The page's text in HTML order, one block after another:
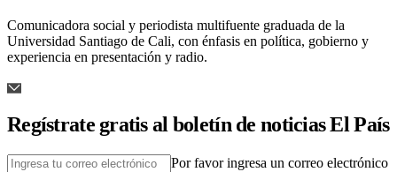
Comunicadora social y periodista multifuente graduada de la
Universidad Santiago de Cali, con énfasis en política, gobierno y
experiencia en presentación y radio.
Regístrate gratis al boletín de noticias El País
Por favor ingresa un correo electrónico